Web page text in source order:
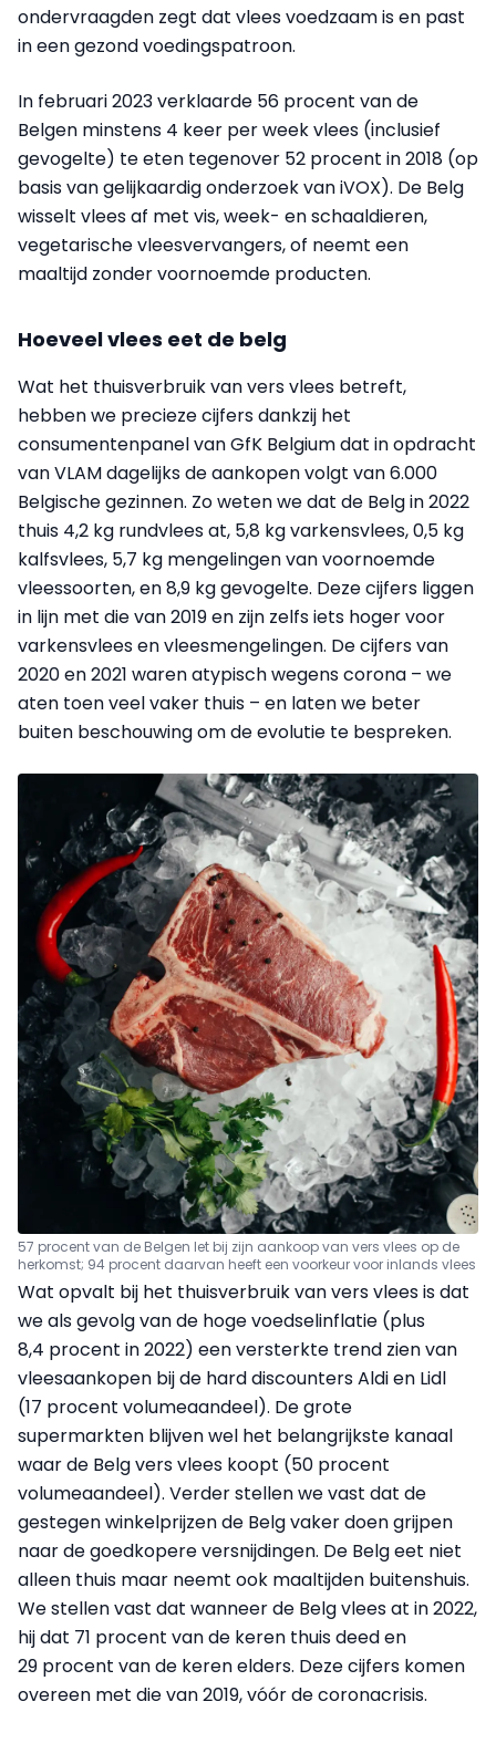
ondervraagden zegt dat vlees voedzaam is en past
in een gezond voedingspatroon.
In februari 2023 verklaarde 56 procent van de
Belgen minstens 4 keer per week vlees (inclusief
gevogelte) te eten tegenover 52 procent in 2018 (op
basis van gelijkaardig onderzoek van iVOX). De Belg
wisselt vlees af met vis, week- en schaaldieren,
vegetarische vleesvervangers, of neemt een
maaltijd zonder voornoemde producten.
Hoeveel vlees eet de belg
Wat het thuisverbruik van vers vlees betreft,
hebben we precieze cijfers dankzij het
consumentenpanel van GfK Belgium dat in opdracht
van VLAM dagelijks de aankopen volgt van 6.000
Belgische gezinnen. Zo weten we dat de Belg in 2022
thuis 4,2 kg rundvlees at, 5,8 kg varkensvlees, 0,5 kg
kalfsvlees, 5,7 kg mengelingen van voornoemde
vleessoorten, en 8,9 kg gevogelte. Deze cijfers liggen
in lijn met die van 2019 en zijn zelfs iets hoger voor
varkensvlees en vleesmengelingen. De cijfers van
2020 en 2021 waren atypisch wegens corona – we
aten toen veel vaker thuis – en laten we beter
buiten beschouwing om de evolutie te bespreken.
57 procent van de Belgen let bij zijn aankoop van vers vlees op de
herkomst; 94 procent daarvan heeft een voorkeur voor inlands vlees
Wat opvalt bij het thuisverbruik van vers vlees is dat
we als gevolg van de hoge voedselinflatie (plus
8,4 procent in 2022) een versterkte trend zien van
vleesaankopen bij de hard discounters Aldi en Lidl
(17 procent volumeaandeel). De grote
supermarkten blijven wel het belangrijkste kanaal
waar de Belg vers vlees koopt (50 procent
volumeaandeel). Verder stellen we vast dat de
gestegen winkelprijzen de Belg vaker doen grijpen
naar de goedkopere versnijdingen. De Belg eet niet
alleen thuis maar neemt ook maaltijden buitenshuis.
We stellen vast dat wanneer de Belg vlees at in 2022,
hij dat 71 procent van de keren thuis deed en
29 procent van de keren elders. Deze cijfers komen
overeen met die van 2019, vóór de coronacrisis.